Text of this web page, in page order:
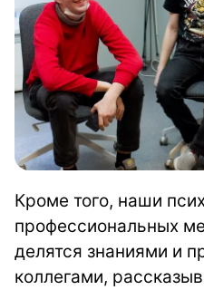
Кроме того, наши
профессиональных
делятся знаниями и
коллегами,